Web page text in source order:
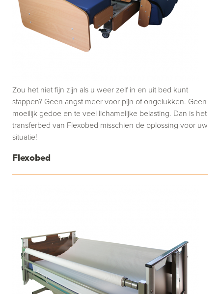
Flexobed
Zou het niet fijn zijn als u weer zelf in en uit bed kunt
stappen? Geen angst meer voor pijn of ongelukken. Geen
moeilijk gedoe en te veel lichamelijke belasting. Dan is het
transferbed van Flexobed misschien de oplossing voor uw
situatie!